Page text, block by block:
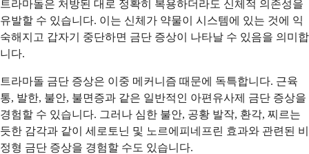
트라마돌은 처방된 대로 정확히 복용하더라도 신체적 의존성을
유발할 수 있습니다. 이는 신체가 약물이 시스템에 있는 것에 익
숙해지고 갑자기 중단하면 금단 증상이 나타날 수 있음을 의미합
니다.
트라마돌 금단 증상은 이중 메커니즘 때문에 독특합니다. 근육
통, 발한, 불안, 불면증과 같은 일반적인 아편유사제 금단 증상을
경험할 수 있습니다. 그러나 심한 불안, 공황 발작, 환각, 찌르는
듯한 감각과 같이 세로토닌 및 노르에피네프린 효과와 관련된 비
정형 금단 증상을 경험할 수도 있습니다.